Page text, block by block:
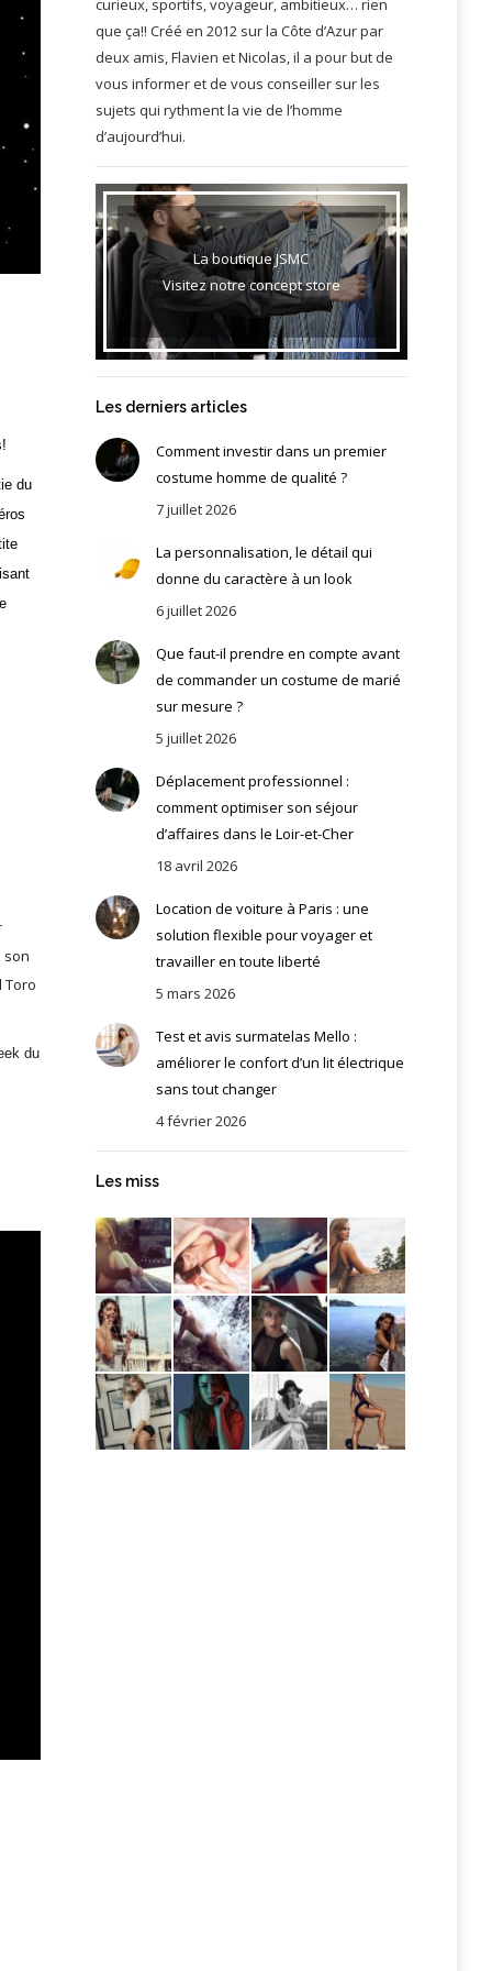
du
son
Toro
du
curieux, sportifs, voyageur, ambitieux… rien
que ça!! Créé en 2012 sur la Côte d’Azur par
deux amis, Flavien et Nicolas, il a pour but de
vous informer et de vous conseiller sur les
sujets qui rythment la vie de l’homme
d’aujourd’hui.
La boutique JSMC
Visitez notre concept store
Les derniers articles
Comment investir dans un premier
costume homme de qualité ?
7 juillet 2026
La personnalisation, le détail qui
donne du caractère à un look
6 juillet 2026
Que faut-il prendre en compte avant
de commander un costume de marié
sur mesure ?
5 juillet 2026
Déplacement professionnel :
comment optimiser son séjour
d’affaires dans le Loir-et-Cher
18 avril 2026
Location de voiture à Paris : une
solution flexible pour voyager et
travailler en toute liberté
5 mars 2026
Test et avis surmatelas Mello :
améliorer le confort d’un lit électrique
sans tout changer
4 février 2026
Les miss